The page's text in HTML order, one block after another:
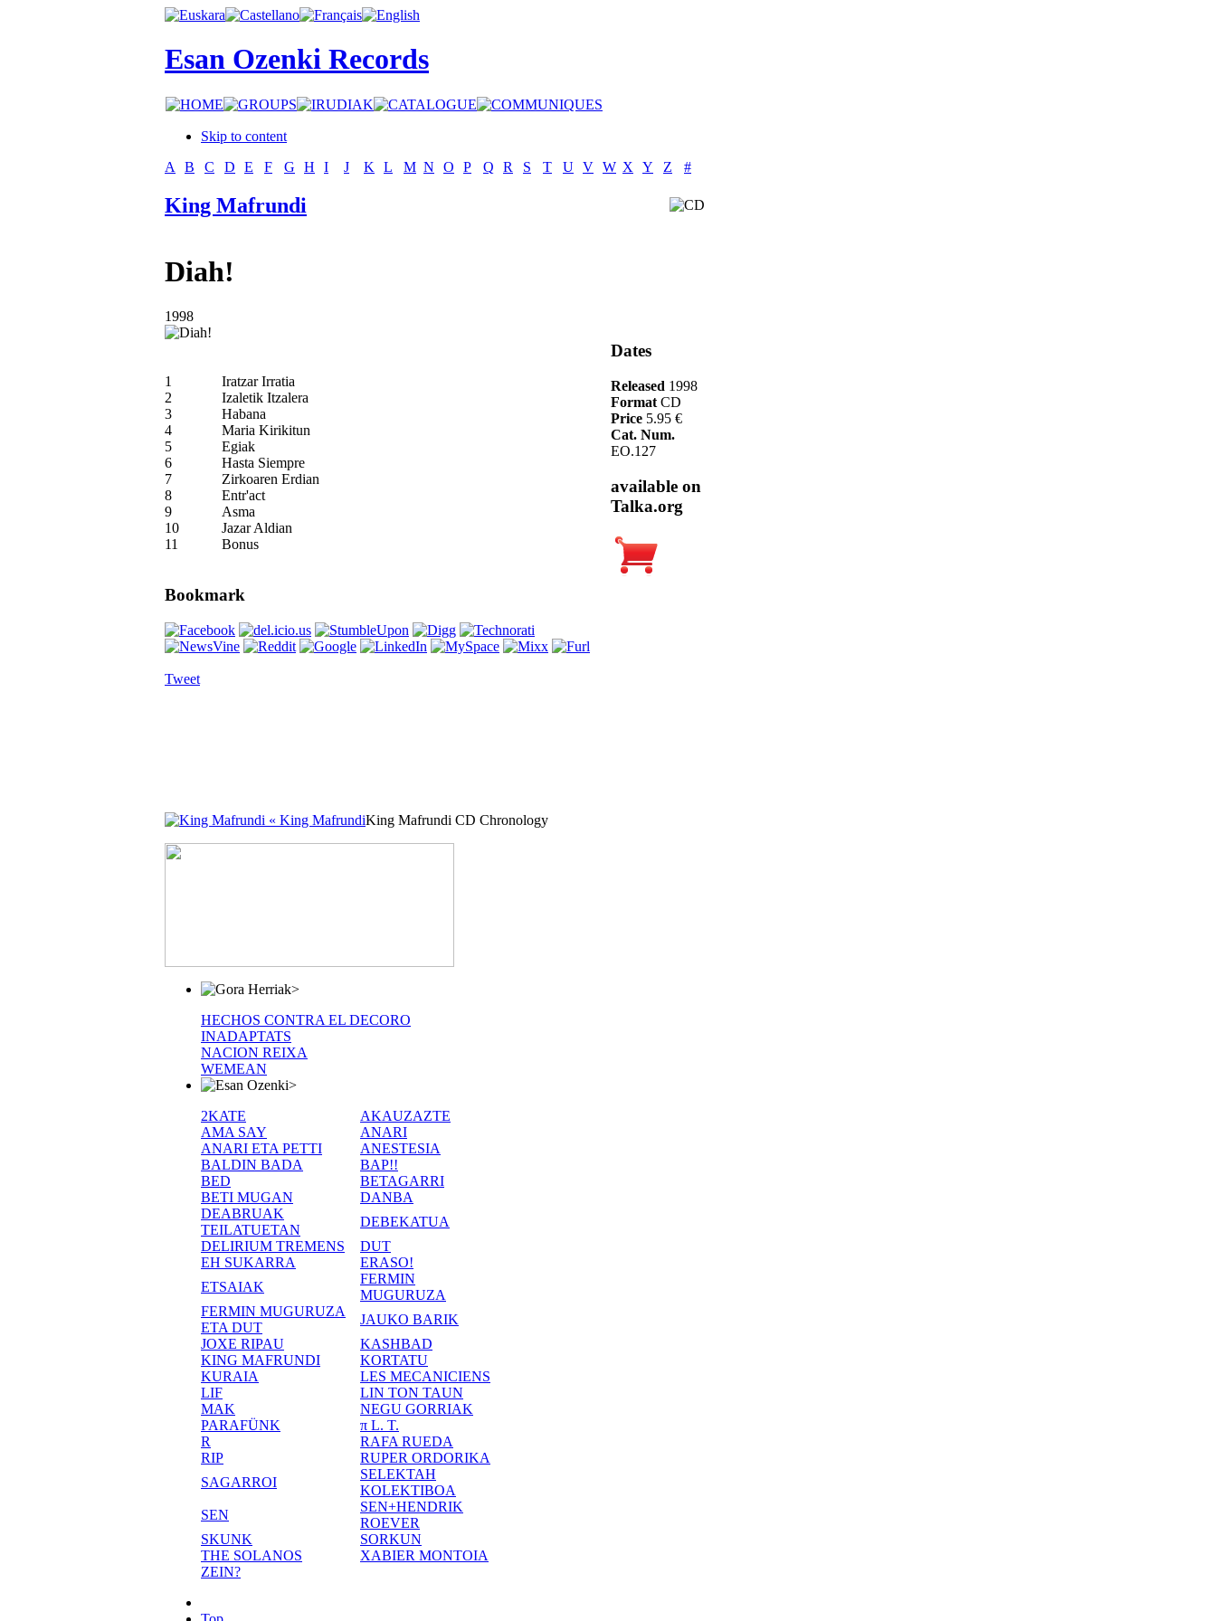
Esan Ozenki Records
Skip to content
A
B C D E F G H I J K L M N O P Q R S T U V W X Y Z #
King Mafrundi
Diah!
1998
1
Iratzar Irratia
2
Izaletik Itzalera
3
Habana
4
Maria Kirikitun
5
Egiak
6
Hasta Siempre
7
Zirkoaren Erdian
8
Entr'act
9
Asma
10
Jazar Aldian
11
Bonus
Bookmark
Tweet
Dates
Released 1998
Format CD
Price 5.95 €
Cat. Num.
EO.127
available on
Talka.org
« King MafrundiKing Mafrundi CD Chronology
>
HECHOS CONTRA EL DECORO
INADAPTATS
NACION REIXA
WEMEAN
>
2KATE
AKAUZAZTE
AMA SAY
ANARI
ANARI ETA PETTI
ANESTESIA
BALDIN BADA
BAP!!
BED
BETAGARRI
BETI MUGAN
DANBA
DEABRUAK
TEILATUETAN
DEBEKATUA
DELIRIUM TREMENS
DUT
EH SUKARRA
ERASO!
ETSAIAK
FERMIN
MUGURUZA
FERMIN MUGURUZA
ETA DUT
JAUKO BARIK
JOXE RIPAU
KASHBAD
KING MAFRUNDI
KORTATU
KURAIA
LES MECANICIENS
LIF
LIN TON TAUN
MAK
NEGU GORRIAK
PARAFÜNK
π L. T.
R
RAFA RUEDA
RIP
RUPER ORDORIKA
SAGARROI
SELEKTAH
KOLEKTIBOA
SEN
SEN+HENDRIK
ROEVER
SKUNK
SORKUN
THE SOLANOS
XABIER MONTOIA
ZEIN?